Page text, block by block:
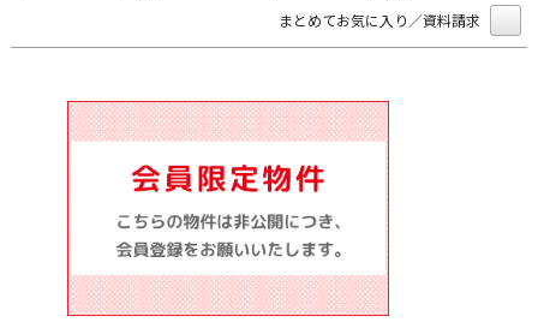
まとめてお気に入り／資料請求